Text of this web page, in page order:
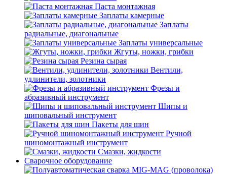
Паста монтажная
Заплаты камерные
Заплаты
радиальные, диагональные
Заплаты универсальные
Жгуты, ножки, грибки
Резина сырая
Вентили,
удлинители, золотники
Фрезы и
абразивный инструмент
Шипы и
шиповальный инструмент
Пакеты для шин
Ручной
шиномонтажный инструмент
Смазки, жидкости
Сварочное оборудование